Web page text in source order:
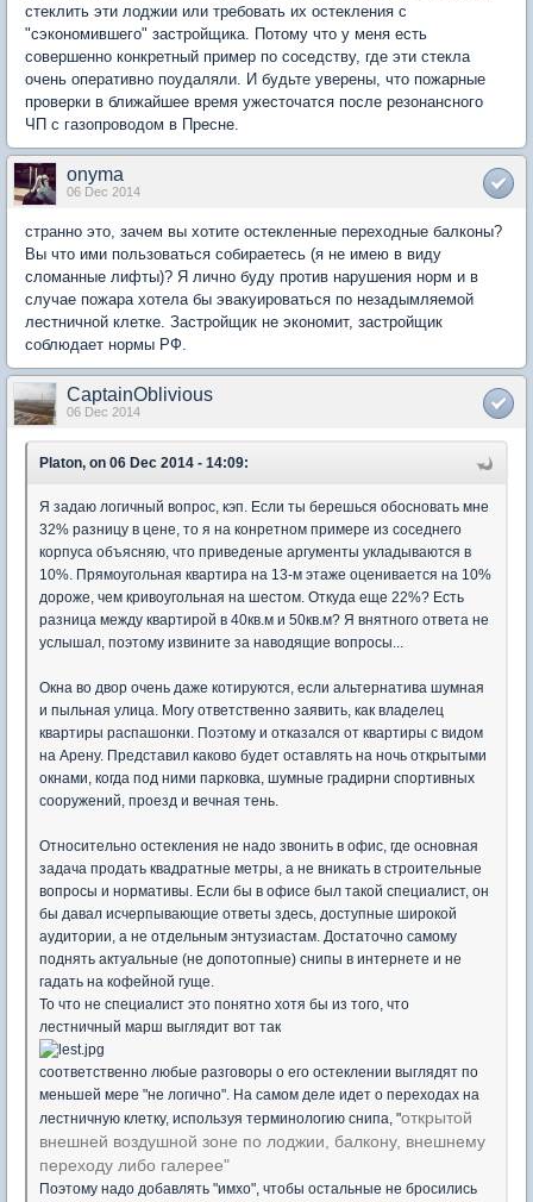
стеклить эти лоджии или требовать их остекления с
"сэкономившего" застройщика. Потому что у меня есть
совершенно конкретный пример по соседству, где эти стекла
очень оперативно поудаляли. И будьте уверены, что пожарные
проверки в ближайшее время ужесточатся после резонансного
ЧП с газопроводом в Пресне.
onyma
06 Dec 2014
странно это, зачем вы хотите остекленные переходные балконы?
Вы что ими пользоваться собираетесь (я не имею в виду
сломанные лифты)? Я лично буду против нарушения норм и в
случае пожара хотела бы эвакуироваться по незадымляемой
лестничной клетке. Застройщик не экономит, застройщик
соблюдает нормы РФ.
CaptainOblivious
06 Dec 2014
Platon, on 06 Dec 2014 - 14:09:
Я задаю логичный вопрос, кэп. Если ты берешься обосновать мне
32% разницу в цене, то я на конретном примере из соседнего
корпуса объясняю, что приведеные аргументы укладываются в
10%. Прямоугольная квартира на 13-м этаже оценивается на 10%
дороже, чем кривоугольная на шестом. Откуда еще 22%? Есть
разница между квартирой в 40кв.м и 50кв.м? Я внятного ответа не
услышал, поэтому извините за наводящие вопросы...
Окна во двор очень даже котируются, если альтернатива шумная
и пыльная улица. Могу ответственно заявить, как владелец
квартиры распашонки. Поэтому и отказался от квартиры с видом
на Арену. Представил каково будет оставлять на ночь открытыми
окнами, когда под ними парковка, шумные градирни спортивных
сооружений, проезд и вечная тень.
Относительно остекления не надо звонить в офис, где основная
задача продать квадратные метры, а не вникать в строительные
вопросы и нормативы. Если бы в офисе был такой специалист, он
бы давал исчерпывающие ответы здесь, доступные широкой
аудитории, а не отдельным энтузиастам. Достаточно самому
поднять актуальные (не допотопные) снипы в интернете и не
гадать на кофейной гуще.
То что не специалист это понятно хотя бы из того, что
лестничный марш выглядит вот так
соответственно любые разговоры о его остеклении выглядят по
меньшей мере "не логично". На самом деле идет о переходах на
лестничную клетку, используя терминологию снипа, "открытой
внешней воздушной зоне по лоджии, балкону, внешнему
переходу либо галерее"
Поэтому надо добавлять "имхо", чтобы остальные не бросились